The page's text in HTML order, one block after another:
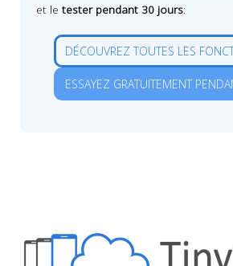
et le tester pendant 30 jours:
DÉCOUVREZ TOUTES LES
ESSAYEZ GRATUITEMENT